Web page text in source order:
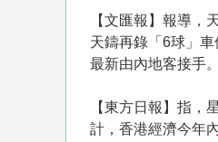
【文匯報】報導，
天鑄再錄「6球」
最新由內地客接手。
【東方日報】指，
計，香港經濟今年